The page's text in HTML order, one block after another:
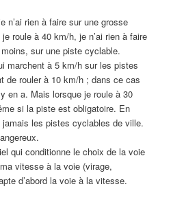
n’ai rien à faire sur une grosse
roule à 40 km/h, je n’ai rien à faire
sur une piste cyclable.
marchent à 5 km/h sur les pistes
de rouler à 10 km/h ; dans ce cas
en a. Mais lorsque je roule à 30
si la piste est obligatoire. En
les pistes cyclables de ville.
qui conditionne le choix de la voie
vitesse à la voie (virage,
d’abord la voie à la vitesse.